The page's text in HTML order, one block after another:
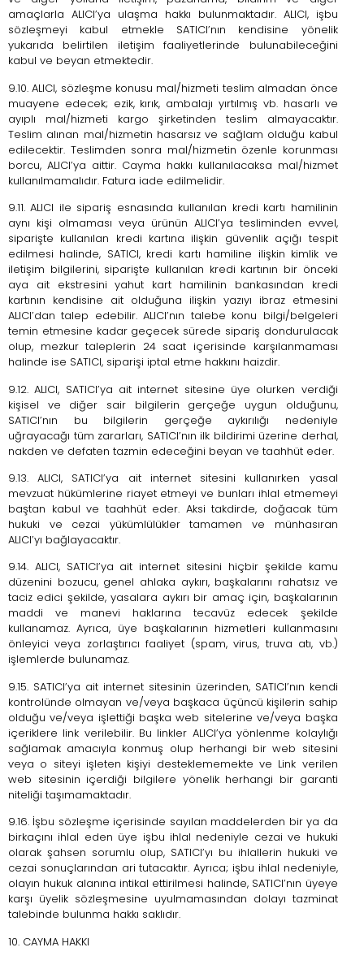
amaçlarla ALICI’ya ulaşma hakkı bulunmaktadır. ALICI, işbu
sözleşmeyi kabul etmekle SATICI’nın kendisine yönelik
yukarıda belirtilen iletişim faaliyetlerinde bulunabileceğini
kabul ve beyan etmektedir.
9.10. ALICI, sözleşme konusu mal/hizmeti teslim almadan önce
muayene edecek; ezik, kırık, ambalajı yırtılmış vb. hasarlı ve
ayıplı mal/hizmeti kargo şirketinden teslim almayacaktır.
Teslim alınan mal/hizmetin hasarsız ve sağlam olduğu kabul
edilecektir. Teslimden sonra mal/hizmetin özenle korunması
borcu, ALICI’ya aittir. Cayma hakkı kullanılacaksa mal/hizmet
kullanılmamalıdır. Fatura iade edilmelidir.
9.11. ALICI ile sipariş esnasında kullanılan kredi kartı hamilinin
aynı kişi olmaması veya ürünün ALICI’ya tesliminden evvel,
siparişte kullanılan kredi kartına ilişkin güvenlik açığı tespit
edilmesi halinde, SATICI, kredi kartı hamiline ilişkin kimlik ve
iletişim bilgilerini, siparişte kullanılan kredi kartının bir önceki
aya ait ekstresini yahut kart hamilinin bankasından kredi
kartının kendisine ait olduğuna ilişkin yazıyı ibraz etmesini
ALICI’dan talep edebilir. ALICI’nın talebe konu bilgi/belgeleri
temin etmesine kadar geçecek sürede sipariş dondurulacak
olup, mezkur taleplerin 24 saat içerisinde karşılanmaması
halinde ise SATICI, siparişi iptal etme hakkını haizdir.
9.12. ALICI, SATICI’ya ait internet sitesine üye olurken verdiği
kişisel ve diğer sair bilgilerin gerçeğe uygun olduğunu,
SATICI’nın bu bilgilerin gerçeğe aykırılığı nedeniyle
uğrayacağı tüm zararları, SATICI’nın ilk bildirimi üzerine derhal,
nakden ve defaten tazmin edeceğini beyan ve taahhüt eder.
9.13. ALICI, SATICI’ya ait internet sitesini kullanırken yasal
mevzuat hükümlerine riayet etmeyi ve bunları ihlal etmemeyi
baştan kabul ve taahhüt eder. Aksi takdirde, doğacak tüm
hukuki ve cezai yükümlülükler tamamen ve münhasıran
ALICI’yı bağlayacaktır.
9.14. ALICI, SATICI’ya ait internet sitesini hiçbir şekilde kamu
düzenini bozucu, genel ahlaka aykırı, başkalarını rahatsız ve
taciz edici şekilde, yasalara aykırı bir amaç için, başkalarının
maddi ve manevi haklarına tecavüz edecek şekilde
kullanamaz. Ayrıca, üye başkalarının hizmetleri kullanmasını
önleyici veya zorlaştırıcı faaliyet (spam, virus, truva atı, vb.)
işlemlerde bulunamaz.
9.15. SATICI’ya ait internet sitesinin üzerinden, SATICI’nın kendi
kontrolünde olmayan ve/veya başkaca üçüncü kişilerin sahip
olduğu ve/veya işlettiği başka web sitelerine ve/veya başka
içeriklere link verilebilir. Bu linkler ALICI’ya yönlenme kolaylığı
sağlamak amacıyla konmuş olup herhangi bir web sitesini
veya o siteyi işleten kişiyi desteklememekte ve Link verilen
web sitesinin içerdiği bilgilere yönelik herhangi bir garanti
niteliği taşımamaktadır.
9.16. İşbu sözleşme içerisinde sayılan maddelerden bir ya da
birkaçını ihlal eden üye işbu ihlal nedeniyle cezai ve hukuki
olarak şahsen sorumlu olup, SATICI’yı bu ihlallerin hukuki ve
cezai sonuçlarından ari tutacaktır. Ayrıca; işbu ihlal nedeniyle,
olayın hukuk alanına intikal ettirilmesi halinde, SATICI’nın üyeye
karşı üyelik sözleşmesine uyulmamasından dolayı tazminat
talebinde bulunma hakkı saklıdır.
10. CAYMA HAKKI